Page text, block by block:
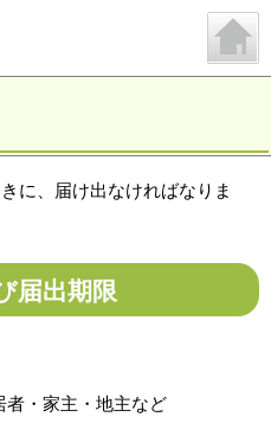
に、届け出なければなりま
届出期限
者・家主・地主など